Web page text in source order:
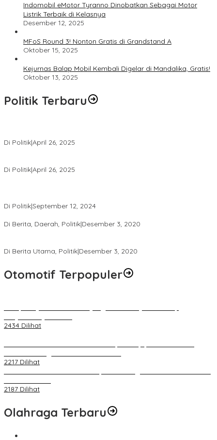
Indomobil eMotor Tyranno Dinobatkan Sebagai Motor
Listrik Terbaik di Kelasnya
Desember 12, 2025
MFoS Round 3! Nonton Gratis di Grandstand A
Oktober 15, 2025
Kejurnas Balap Mobil Kembali Digelar di Mandalika, Gratis!
Oktober 13, 2025
Politik Terbaru
Di Politik|April 26, 2025
Di Politik|April 26, 2025
Di Politik|September 12, 2024
Di Berita, Daerah, Politik|Desember 3, 2020
Di Berita Utama, Politik|Desember 3, 2020
Otomotif Terpopuler
2434 Dilihat
2217 Dilihat
2187 Dilihat
Olahraga Terbaru